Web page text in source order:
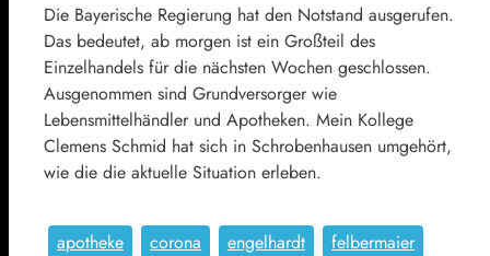
Die Bayerische Regierung hat den Notstand ausgerufen.
Das bedeutet, ab morgen ist ein Großteil des
Einzelhandels für die nächsten Wochen geschlossen.
Ausgenommen sind Grundversorger wie
Lebensmittelhändler und Apotheken. Mein Kollege
Clemens Schmid hat sich in Schrobenhausen umgehört,
wie die die aktuelle Situation erleben.
apotheke corona engelhardt
felbermaier